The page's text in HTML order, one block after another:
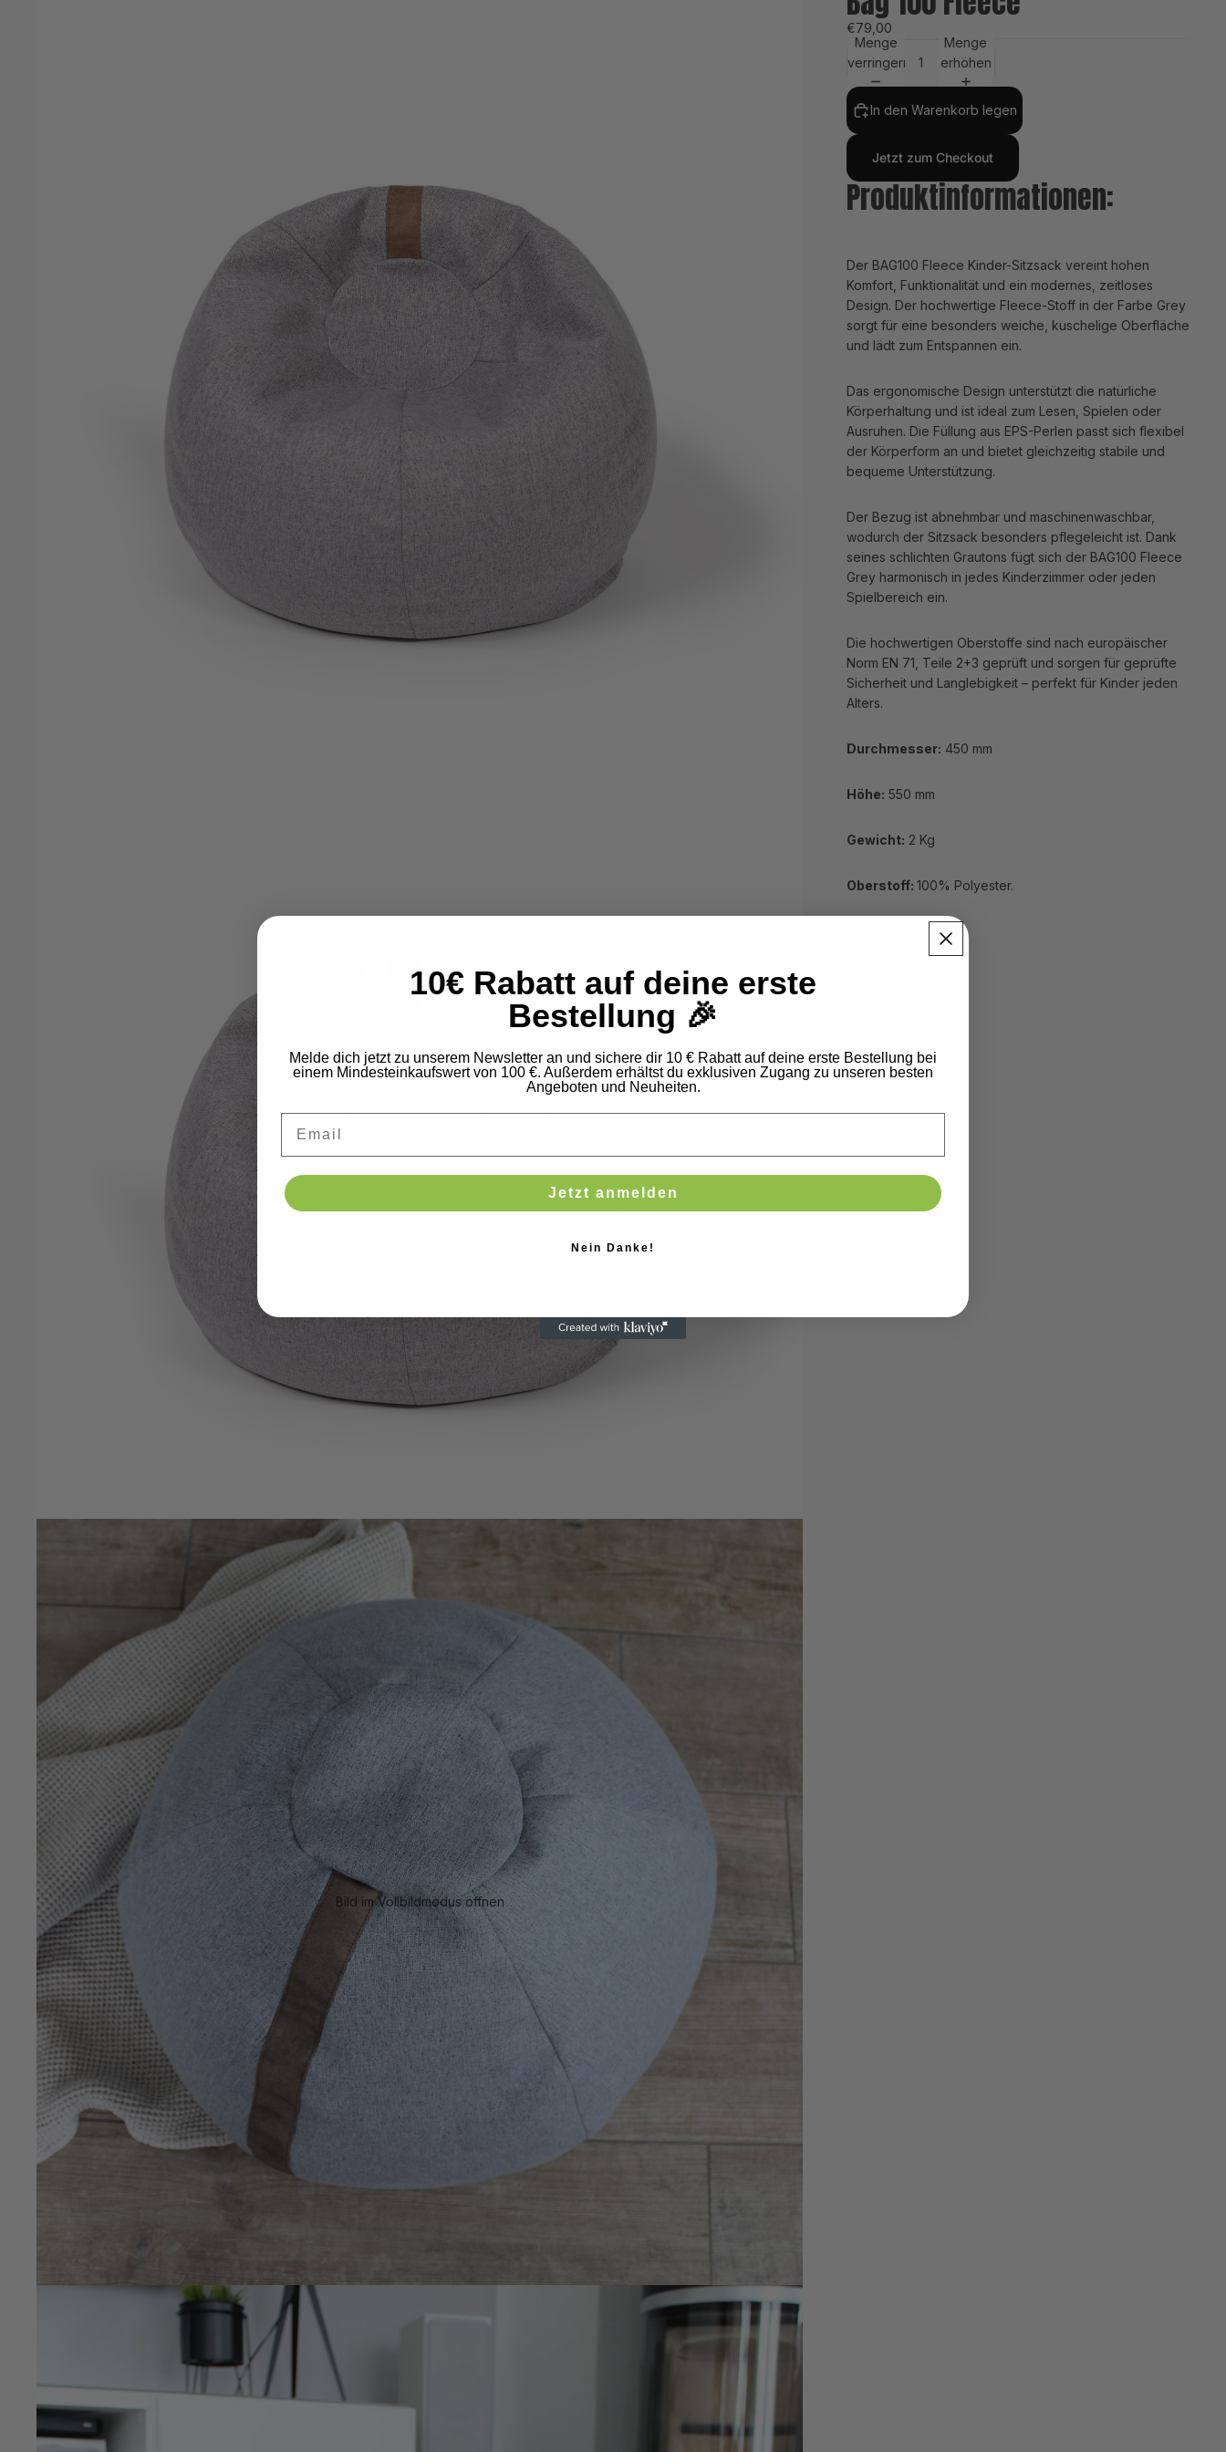
Bild im Vollbildmodus öffnen
€79,00
Menge
verringern
Menge
erhöhen
In den Warenkorb legen
Jetzt zum Checkout
Produktinformationen:
Der BAG100 Fleece Kinder-Sitzsack vereint hohen
Komfort, Funktionalität und ein modernes, zeitloses
Design. Der hochwertige Fleece-Stoff in der Farbe Grey
sorgt für eine besonders weiche, kuschelige Oberfläche
und lädt zum Entspannen ein.
Das ergonomische Design unterstützt die natürliche
Körperhaltung und ist ideal zum Lesen, Spielen oder
Ausruhen. Die Füllung aus EPS-Perlen passt sich flexibel
der Körperform an und bietet gleichzeitig stabile und
bequeme Unterstützung.
Der Bezug ist abnehmbar und maschinenwaschbar,
wodurch der Sitzsack besonders pflegeleicht ist. Dank
seines schlichten Grautons fügt sich der BAG100 Fleece
Grey harmonisch in jedes Kinderzimmer oder jeden
Spielbereich ein.
Die hochwertigen Oberstoffe sind nach europäischer
Norm EN 71, Teile 2+3 geprüft und sorgen für geprüfte
Sicherheit und Langlebigkeit – perfekt für Kinder jeden
Alters.
Durchmesser: 450 mm
Höhe: 550 mm
Gewicht: 2 Kg
Oberstoff: 100% Polyester.
10€ Rabatt auf deine erste
Bestellung 🎉
Melde dich jetzt zu unserem Newsletter an und sichere dir 10 € Rabatt auf deine erste Bestellung bei
einem Mindesteinkaufswert von 100 €. Außerdem erhältst du exklusiven Zugang zu unseren besten
Angeboten und Neuheiten.
Jetzt anmelden
Nein Danke!